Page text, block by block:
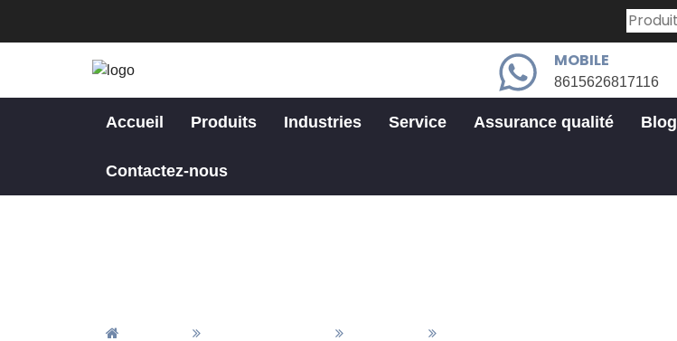
MOBILE
8615626817116
Accueil Produits Industries Service Assurance qualité Blog
Contactez-nous